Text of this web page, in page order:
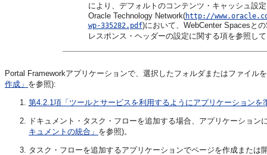
により、デフォルトのコンテンツ・キャッシュ設
Oracle Technology Network(http://
wp-335282.pdf)において、WebCenter Spacesと
レスポンス・ヘッダーの設定に関する項を参照し
Portal Frameworkアプリケーションで、選択したフォルダまたはファイル
作成」 を参照):
第4.2.1項「ツールとサービスを利用するようにアプリケーションを
ドキュメント・タスク・フローを追加する場合、アプリケーショ
キュメントの統合」 を参照)。
タスク・フローを追加するアプリケーションでページを作成または